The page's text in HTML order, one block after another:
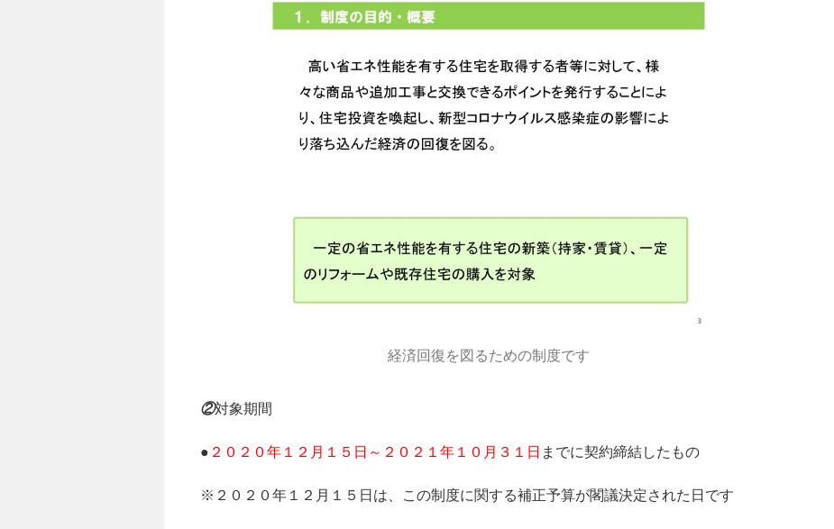
経済回復を図るための制度です
②対象期間
● ２０２０年１２月１５日～２０２１年１０月３１日 までに契約締結したもの
※２０２０年１２月１５日は、この制度に関する補正予算が閣議決定された日です